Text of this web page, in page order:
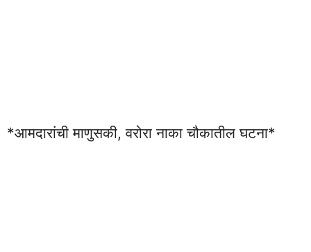
*आमदारांची माणुसकी, वरोरा नाका चौकातील घटना*